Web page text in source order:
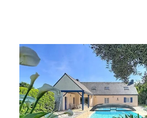
ST ARMEL 56
175,30 m , 6 pièces
Ref : 13489
Maison à vendre
867 350 €